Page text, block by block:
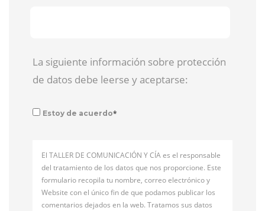
La siguiente información sobre protección
de datos debe leerse y aceptarse:
Estoy de acuerdo*
El TALLER DE COMUNICACIÓN Y CÍA es el responsable
del tratamiento de los datos que nos proporcione. Este
formulario recopila tu nombre, correo electrónico y
Website con el único fin de que podamos publicar los
comentarios dejados en la web. Tratamos sus datos